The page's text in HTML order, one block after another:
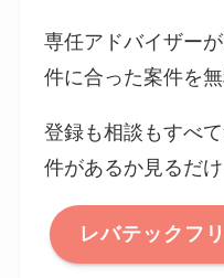
専任アドバイザー
件に合った案件を
登録も相談もすべ
件があるか見るだ
レバテックフ